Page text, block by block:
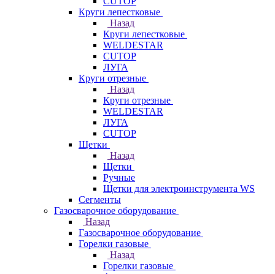
Круги лепестковые
Назад
Круги лепестковые
WELDESTAR
CUTOP
ЛУГА
Круги отрезные
Назад
Круги отрезные
WELDESTAR
ЛУГА
CUTOP
Щетки
Назад
Щетки
Ручные
Щетки для электроинструмента WS
Сегменты
Газосварочное оборудование
Назад
Газосварочное оборудование
Горелки газовые
Назад
Горелки газовые